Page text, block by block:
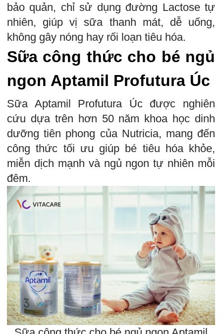
bảo quản, chỉ sử dụng đường Lactose tự
nhiên, giúp vị sữa thanh mát, dễ uống,
không gây nóng hay rối loạn tiêu hóa.
Sữa công thức cho bé ngủ
ngon Aptamil Profutura Úc
Sữa Aptamil Profutura Úc được nghiên
cứu dựa trên hơn 50 năm khoa học dinh
dưỡng tiên phong của Nutricia, mang đến
công thức tối ưu giúp bé tiêu hóa khỏe,
miễn dịch mạnh và ngủ ngon tự nhiên mỗi
đêm.